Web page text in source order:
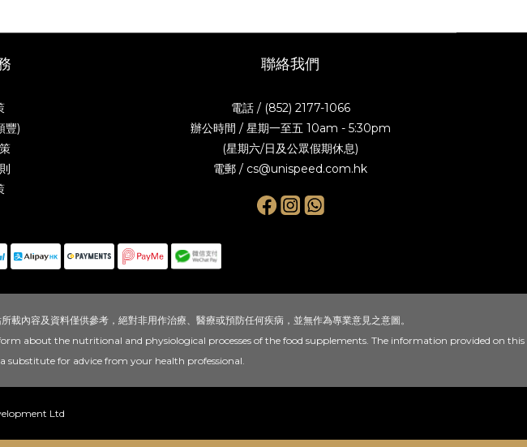
豐)
聯絡我們
電話 / (852) 2177-1066
辦公時間 / 星期一至五 10am - 5:30pm
(星期六/日及公眾假期休息)
電郵 / cs@unispeed.com.hk
內容及資料僅供參考，絕對非用作治療、醫療或預防任何疾病，並無作為專業意見之意圖。
about the nutritional and physiological processes of the food supplements. The information provided on this
substitute for advice from your health professional.
Ltd